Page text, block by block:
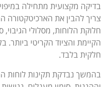
בדיקה מקצועית מתחילה
צריך להבין את
חלוקת הלוחות, מסלולי
הקיימת והציוד הקריטי
חלקית בלבד.
בהמשך נבדקת תקינות